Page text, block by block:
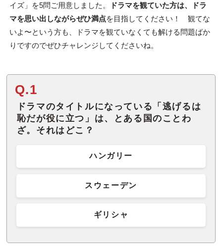
イズ」を5問ご用意しました。
ドラマを観ていた方は、ドラ
マを思い出しながらぜひ満点を目指してください！ 観てな
いよ〜という方も、ドラマを観ていなくても解ける問題ばか
りですのでぜひチャレンジしてくださいね。
Q.1
ドラマのタイトルになっている「逃げるは
恥だが役に立つ」は、とある国のことわ
ざ。それはどこ？
ハンガリー
スウェーデン
ギリシャ